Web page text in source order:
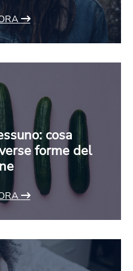
cosa
forme del